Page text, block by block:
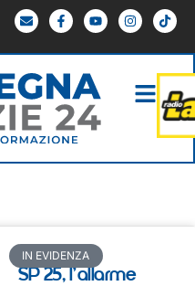
IN EVIDENZA
SP 25, l’allarme